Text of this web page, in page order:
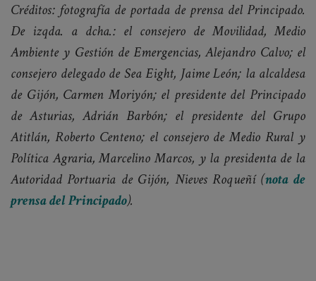
Créditos: fotografía de portada de prensa del Principado.
De izqda. a dcha.: el consejero de Movilidad, Medio
Ambiente y Gestión de Emergencias, Alejandro Calvo; el
consejero delegado de Sea Eight, Jaime León; la alcaldesa
de Gijón, Carmen Moriyón; el presidente del Principado
de Asturias, Adrián Barbón; el presidente del Grupo
Atitlán, Roberto Centeno; el consejero de Medio Rural y
Política Agraria, Marcelino Marcos, y la presidenta de la
Autoridad Portuaria de Gijón, Nieves Roqueñí (nota de
prensa del Principado).